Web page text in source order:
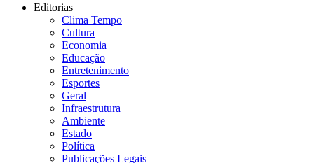
Editorias
Clima Tempo
Cultura
Economia
Educação
Entretenimento
Esportes
Geral
Infraestrutura
Ambiente
Estado
Política
Publicações Legais